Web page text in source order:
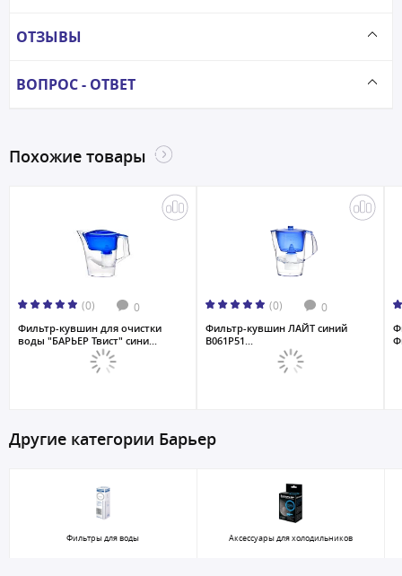
ОТЗЫВЫ
ВОПРОС - ОТВЕТ
Похожие товары
(0) 0
Фильтр-кувшин для очистки
воды "БАРЬЕР Твист" сини...
(0) 0
Фильтр-кувшин ЛАЙТ синий
В061Р51...
Другие категории Барьер
Фильтры для воды Аксессуары для холодильников